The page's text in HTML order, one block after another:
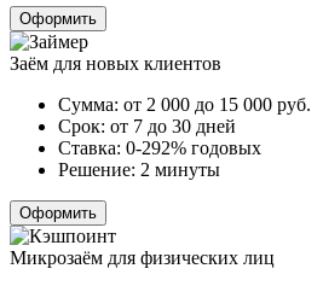
Оформить
Заём для новых клиентов
Сумма: от 2 000 до 15 000 руб.
Срок: от 7 до 30 дней
Ставка: 0-292% годовых
Решение: 2 минуты
Оформить
Микрозаём для физических лиц